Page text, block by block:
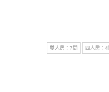
雙人房：7間 四人房：4